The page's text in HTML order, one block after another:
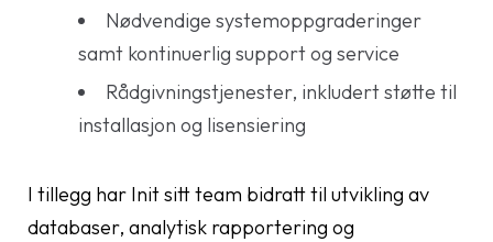
Nødvendige systemoppgraderinger
samt kontinuerlig support og service
Rådgivningstjenester, inkludert støtte til
installasjon og lisensiering
I tillegg har Init sitt team bidratt til utvikling av
databaser, analytisk rapportering og